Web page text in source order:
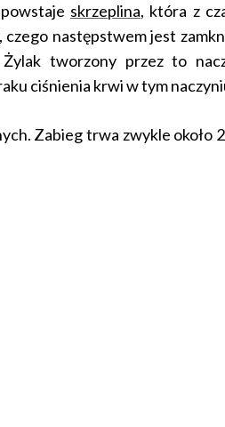
skrzeplina, która z
czego następstwem jest
Żylak tworzony przez to
ciśnienia krwi w tym
Zabieg trwa zwykle około